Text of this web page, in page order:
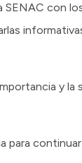
con
y
para